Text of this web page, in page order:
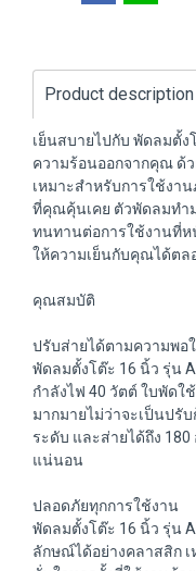
Product description
เย็นสบายไปกับ พัดลมตั้ง
ความร้อนออกจากคุณ ด้
เหมาะสำหรับการใช้งา
ที่คุณคุ้นเคย ตัวพัดลมทำ
ทนทานต่อการใช้งานที่ห
ให้ความเย็นกับคุณได้ตล
คุณสมบัติ
ปรับส่ายได้ตามความพอ
พัดลมตั้งโต๊ะ 16 นิ้ว รุ่น
กำลังไฟ 40 วัตต์ ใบพัด
มากมายไม่ว่าจะเป็นปรับ
ระดับ และส่ายได้ถึง
แน่นอน
ปลอดภัยทุกการใช้งาน
พัดลมตั้งโต๊ะ 16 นิ้ว รุ่น
ลักษณ์ได้อย่างคลาสสิก